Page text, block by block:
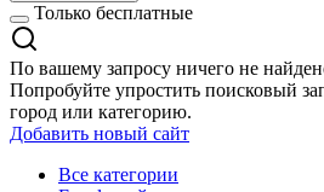
Только бесплатные
По вашему запросу ничего не
Попробуйте упростить поисковый
город или категорию.
Добавить новый сайт
Все категории